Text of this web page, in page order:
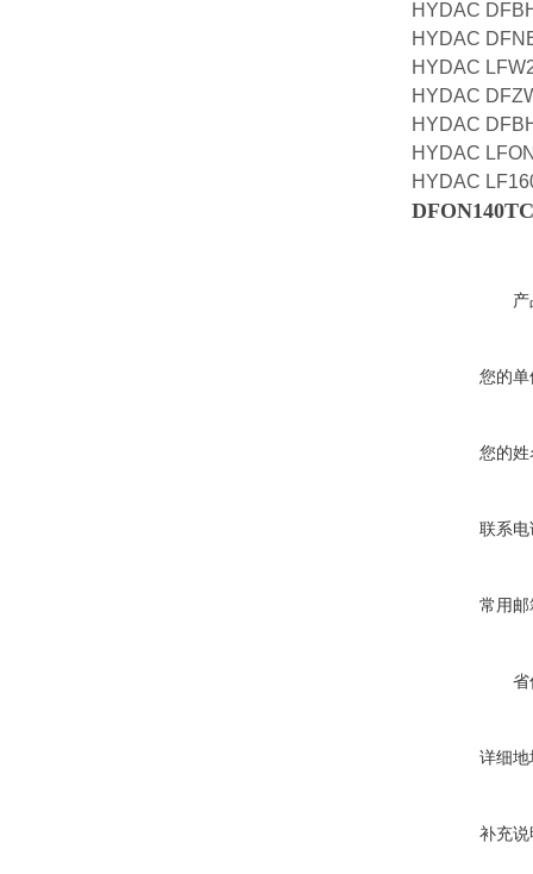
HYDAC
HYDAC
HYDAC
HYDAC
HYDAC
HYDAC
HYDAC
您的
您的
联系
常用
省
详细
补充